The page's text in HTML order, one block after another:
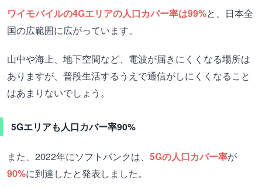
ワイモバイルの4Gエリアの人口カバー率は99%と、日本全
国の広範囲に広がっています。
山中や海上、地下空間など、電波が届きにくくなる場所は
ありますが、普段生活するうえで通信がしにくくなること
はあまりないでしょう。
5Gエリアも人口カバー率90%
また、2022年にソフトバンクは、 5Gの人口カバー率が
90%に到達したと発表しました。